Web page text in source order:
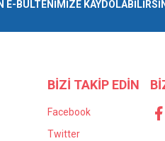
E-BÜLTENİMİZE
BİZİ TAKİP EDİN
Facebook
Twitter